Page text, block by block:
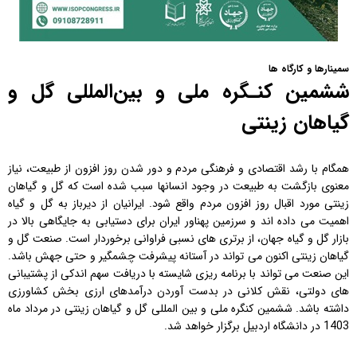
سمینارها و کارگاه ها
ششمین کنـگره ملی و بین‌المللی گل و
گیاهان زینتی
همگام با رشد اقتصادی و فرهنگی مردم و دور شدن روز افزون از طبیعت، نیاز
معنوی بازگشت به طبیعت در وجود انسانها سبب شده است که گل و گیاهان
زینتی مورد اقبال روز افزون مردم واقع شود. ایرانیان از دیرباز به گل و گیاه
اهمیت می داده اند و سرزمین پهناور ایران برای دستیابی به جایگاهی بالا در
بازار گل و گیاه جهان، از برتری های نسبی فراوانی برخوردار است. صنعت گل و
گیاهان زینتی اکنون می تواند در آستانه پیشرفت چشمگیر و حتی جهش باشد.
این صنعت می تواند با برنامه ریزی شایسته با دریافت سهم اندکی از پشتیبانی
های دولتی، نقش کلانی در بدست آوردن درآمدهای ارزی بخش کشاورزی
داشته باشد. ششمین کنگره ملی و بین المللی گل و گیاهان زینتی در مرداد ماه
1403 در دانشگاه اردبیل برگزار خواهد شد.